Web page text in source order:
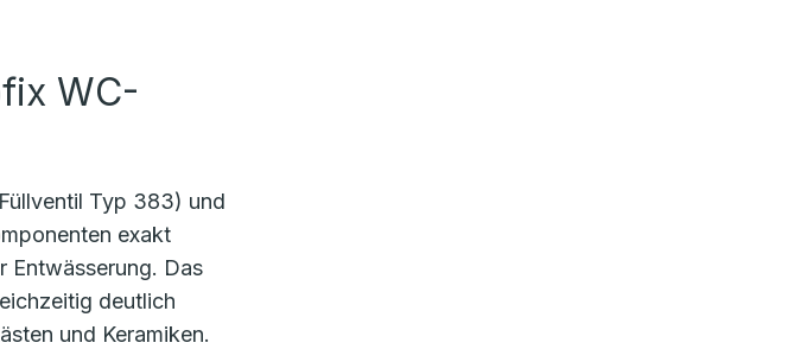
WC-
Typ 383) und
exakt
Entwässerung. Das
deutlich
und Keramiken.